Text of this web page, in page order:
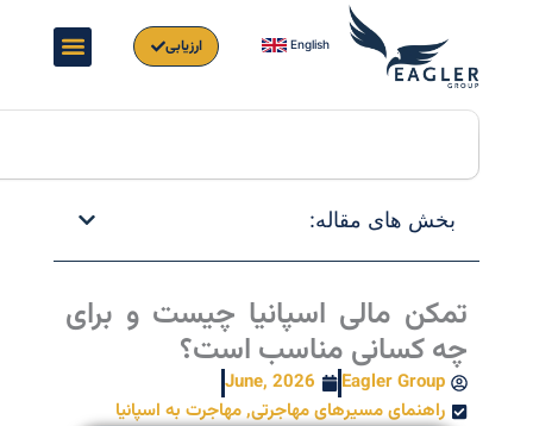
English ارزیابی
Search
بخش های مقاله:
تمکن مالی اسپانیا چیست و برای
چه کسانی مناسب است؟
Eagler Group
June, 2026
راهنمای مسیرهای مهاجرتی,مهاجرت به اسپانیا